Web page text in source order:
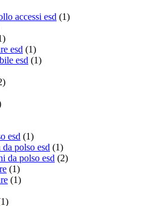
accessi esd (1)
esd (1)
esd (1)
esd (1)
polso esd (1)
da polso esd (2)
(1)
(1)